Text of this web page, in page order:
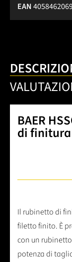
EAN
BAER
di finitura
Il rubinetto di
filetto finito. È
con un
potenza di